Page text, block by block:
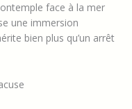
face à la mer
une immersion
bien plus qu’un arrêt